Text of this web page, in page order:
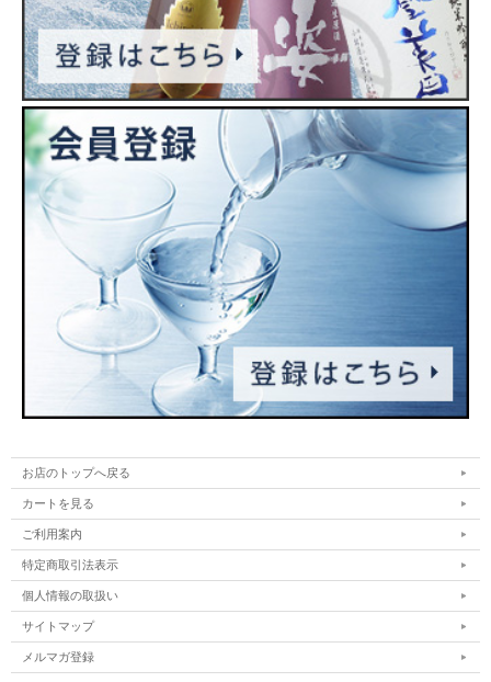
お店のトップへ戻る
カートを見る
ご利用案内
特定商取引法表示
個人情報の取扱い
サイトマップ
メルマガ登録